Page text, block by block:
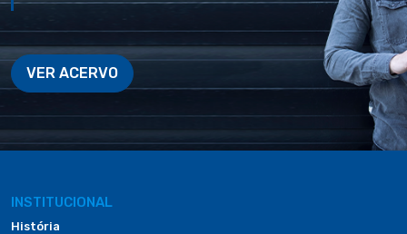
VER ACERVO
INSTITUCIONAL
História